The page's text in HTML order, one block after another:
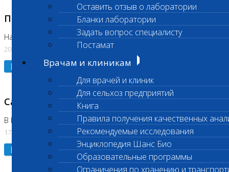
Оставить отзыв о лаборатории
Бланки лаборатории
Задать вопрос специалисту
Постамат
Врачам и клиникам
Для врачей и клиник
Для сельхоз предприятий
Книга
Правила получения качественных
Рекомендуемые исследования
Энциклопедия Шанс Био
Образовательные программы
Ограничения по хранению и
Приостановлено выполнение исследования
На Нагорной
20.07.2026
Подробнее
Санитарный день
В Бутово
17.07.2026
Подробнее